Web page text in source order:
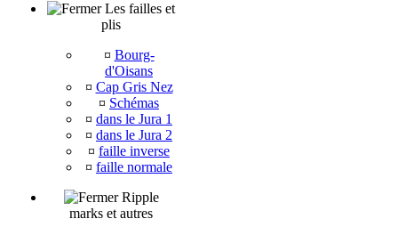
Les failles et
plis
¤ Bourg-
d'Oisans
¤ Cap Gris Nez
¤ Schémas
¤ dans le Jura 1
¤ dans le Jura 2
¤ faille inverse
¤ faille normale
Ripple
marks et autres